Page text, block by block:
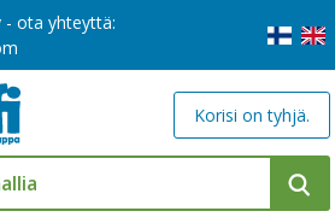
- ota yhteyttä:
Korisi on tyhjä.